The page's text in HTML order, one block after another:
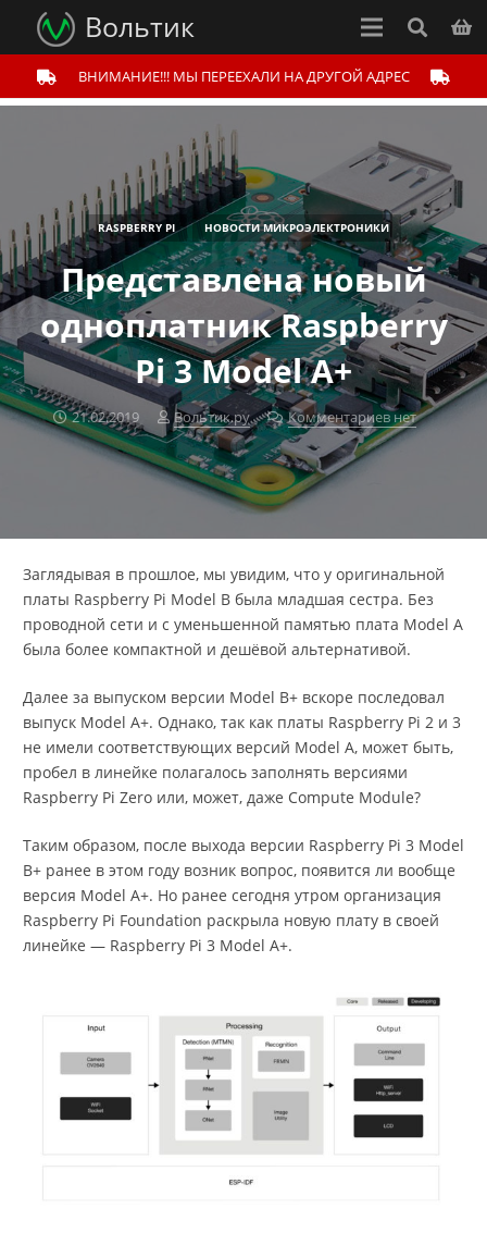
Вольтик
ВНИМАНИЕ!!! МЫ ПЕРЕЕХАЛИ НА ДРУГОЙ АДРЕС
Представлена новый
одноплатник Raspberry
Pi 3 Model A+
21.02.2019 Вольтик.ру
RASPBERRY PI НОВОСТИ МИКРОЭЛЕКТРОНИКИ
Комментариев нет
Заглядывая в прошлое, мы увидим, что у оригинальной
платы Raspberry Pi Model B была младшая сестра. Без
проводной сети и с уменьшенной памятью плата Model A
была более компактной и дешёвой альтернативой.
Далее за выпуском версии Model B+ вскоре последовал
выпуск Model A+. Однако, так как платы Raspberry Pi 2 и 3
не имели соответствующих версий Model A, может быть,
пробел в линейке полагалось заполнять версиями
Raspberry Pi Zero или, может, даже Compute Module?
Таким образом, после выхода версии Raspberry Pi 3 Model
B+ ранее в этом году возник вопрос, появится ли вообще
версия Model A+. Но ранее сегодня утром организация
Raspberry Pi Foundation раскрыла новую плату в своей
линейке — Raspberry Pi 3 Model A+.